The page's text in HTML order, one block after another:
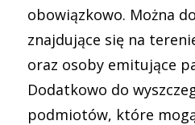
obowiązkowo. Można
znajdujące się na
oraz osoby emitujące
Dodatkowo do
podmiotów, które